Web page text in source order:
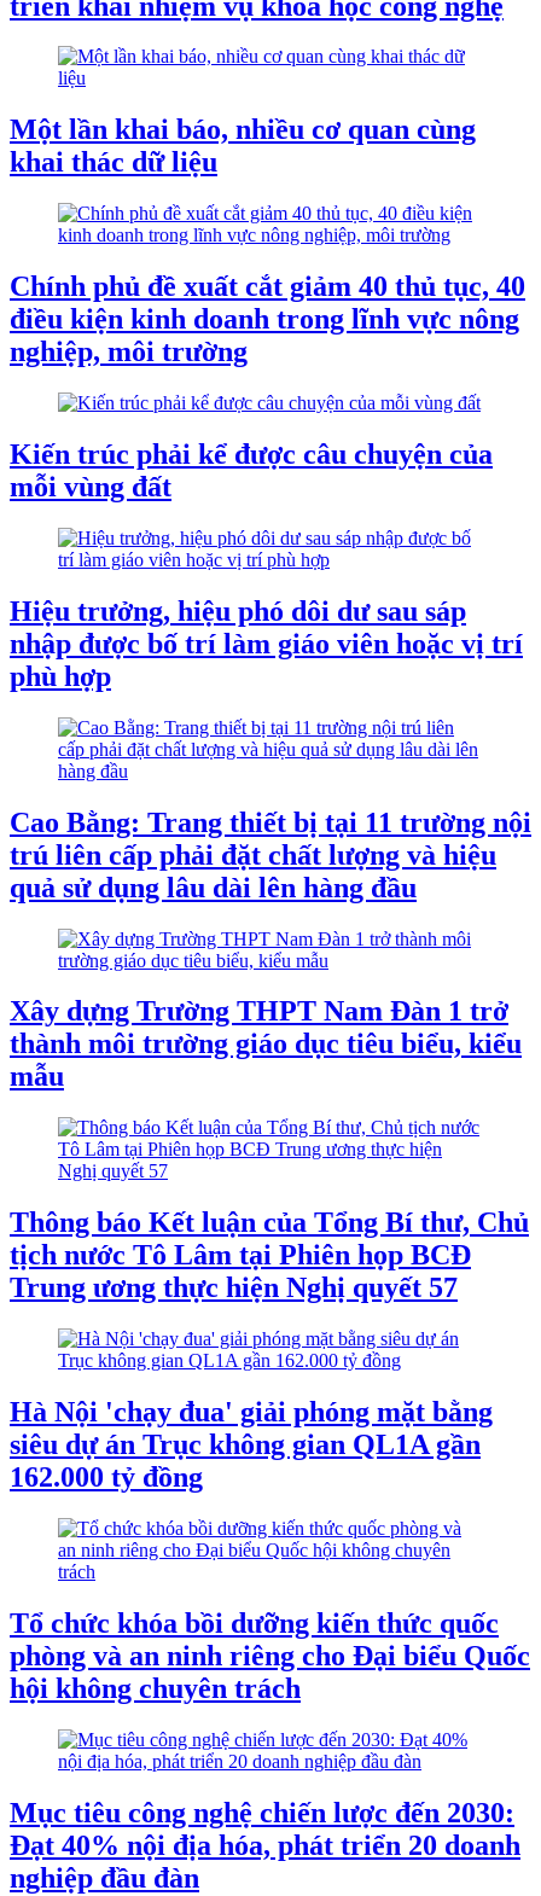
Một lần khai báo, nhiều cơ quan cùng
khai thác dữ liệu
Chính phủ đề xuất cắt giảm 40 thủ tục, 40
điều kiện kinh doanh trong lĩnh vực nông
nghiệp, môi trường
Kiến trúc phải kể được câu chuyện của
mỗi vùng đất
Hiệu trưởng, hiệu phó dôi dư sau sáp
nhập được bố trí làm giáo viên hoặc vị trí
phù hợp
Cao Bằng: Trang thiết bị tại 11 trường nội
trú liên cấp phải đặt chất lượng và hiệu
quả sử dụng lâu dài lên hàng đầu
Xây dựng Trường THPT Nam Đàn 1 trở
thành môi trường giáo dục tiêu biểu, kiểu
mẫu
Thông báo Kết luận của Tổng Bí thư, Chủ
tịch nước Tô Lâm tại Phiên họp BCĐ
Trung ương thực hiện Nghị quyết 57
Hà Nội 'chạy đua' giải phóng mặt bằng
siêu dự án Trục không gian QL1A gần
162.000 tỷ đồng
Tổ chức khóa bồi dưỡng kiến thức quốc
phòng và an ninh riêng cho Đại biểu Quốc
hội không chuyên trách
Mục tiêu công nghệ chiến lược đến 2030:
Đạt 40% nội địa hóa, phát triển 20 doanh
nghiệp đầu đàn